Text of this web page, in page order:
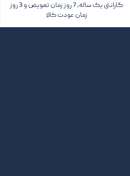
گارانتی یک ساله، 7 روز زمان تعویض و 3 روز
زمان عودت کالا